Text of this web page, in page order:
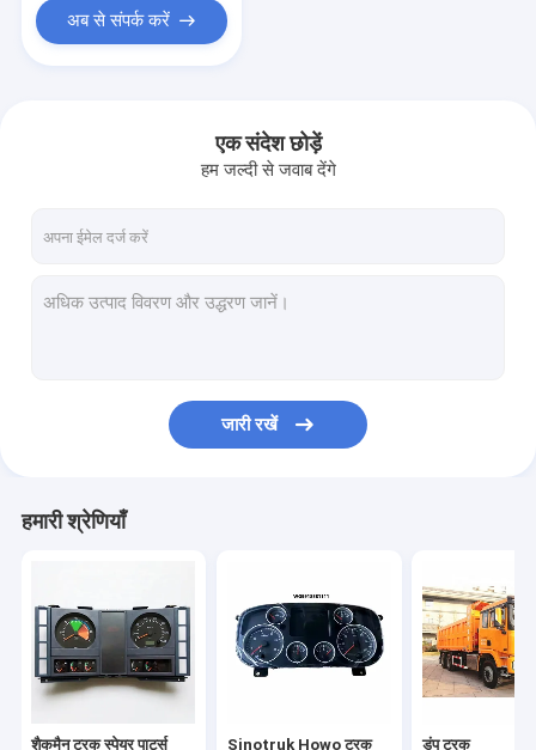
कारखाने का दौरा
गुणवत्ता नियंत्रण
Sinotruk Howo ट्रक पार्ट्स
डंप ट्रक
अब से संपर्क करें
एक संदेश छोड़ें
हम जल्दी से जवाब देंगे
जारी रखें
हमारी श्रेणियाँ
शैकमैन ट्रक स्पेयर पार्ट्स Sinotruk Howo ट्रक डंप ट्रक